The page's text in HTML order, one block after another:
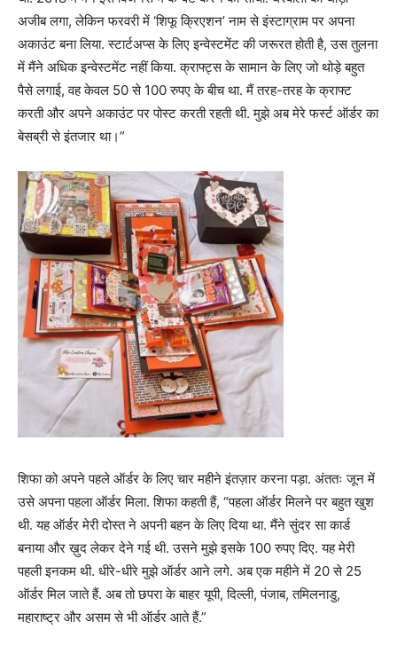
अजीब लगा, लेकिन फरवरी में ‘शिफू क्रिएशन’ नाम से इंस्टाग्राम पर अपना
अकाउंट बना लिया. स्टार्टअप्स के लिए इन्वेस्टमेंट की जरूरत होती है, उस तुलना
में मैंने अधिक इन्वेस्टमेंट नहीं किया. क्राफ्ट्स के सामान के लिए जो थोड़े बहुत
पैसे लगाई, वह केवल 50 से 100 रुपए के बीच था. मैं तरह-तरह के क्राफ्ट
करती और अपने अकाउंट पर पोस्ट करती रहती थी. मुझे अब मेरे फर्स्ट ऑर्डर का
बेसब्री से इंतजार था।”
शिफा को अपने पहले ऑर्डर के लिए चार महीने इंतज़ार करना पड़ा. अंततः जून में
उसे अपना पहला ऑर्डर मिला. शिफा कहती हैं, “पहला ऑर्डर मिलने पर बहुत खुश
थी. यह ऑर्डर मेरी दोस्त ने अपनी बहन के लिए दिया था. मैंने सुंदर सा कार्ड
बनाया और ख़ुद लेकर देने गई थी. उसने मुझे इसके 100 रुपए दिए. यह मेरी
पहली इनकम थी. धीरे-धीरे मुझे ऑर्डर आने लगे. अब एक महीने में 20 से 25
ऑर्डर मिल जाते हैं. अब तो छपरा के बाहर यूपी, दिल्ली, पंजाब, तमिलनाडु,
महाराष्ट्र और असम से भी ऑर्डर आते हैं.”